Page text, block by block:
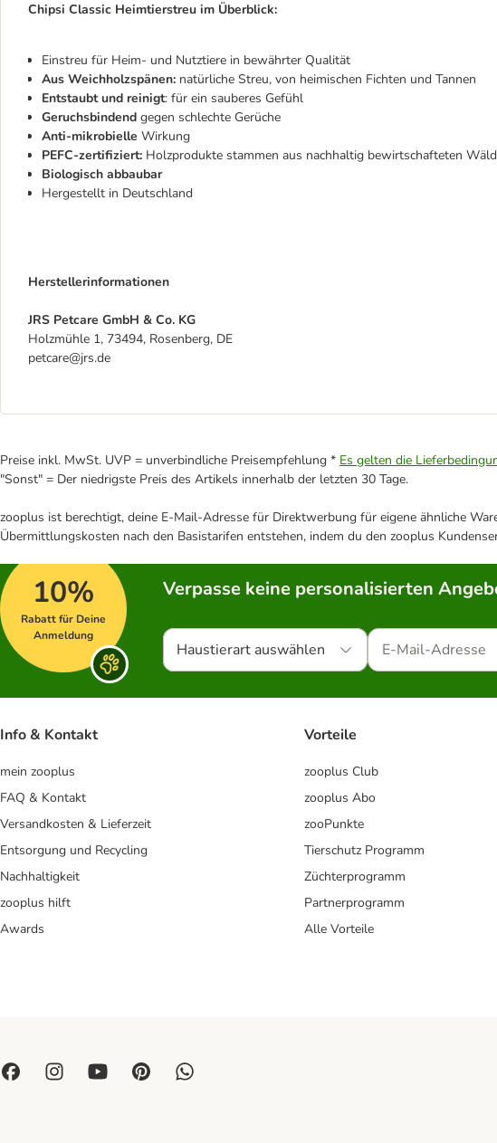
Chipsi Classic Heimtierstreu im Überblick:
Einstreu für Heim- und Nutztiere in bewährter Qualität
Aus Weichholzspänen: natürliche Streu, von heimischen Fichten und Tannen
Entstaubt und reinigt: für ein sauberes Gefühl
Geruchsbindend gegen schlechte Gerüche
Anti-mikrobielle Wirkung
PEFC-zertifiziert: Holzprodukte stammen aus nachhaltig bewirtschafteten
Biologisch abbaubar
Hergestellt in Deutschland
Herstellerinformationen
JRS Petcare GmbH & Co. KG
Holzmühle 1, 73494, Rosenberg, DE
petcare@jrs.de
Preise inkl. MwSt. UVP = unverbindliche Preisempfehlung * Es gelten die
"Sonst" = Der niedrigste Preis des Artikels innerhalb der letzten 30 Tage.
zooplus ist berechtigt, deine E-Mail-Adresse für Direktwerbung für eigene ähnliche
Übermittlungskosten nach den Basistarifen entstehen, indem du den zooplus
10%
Rabatt für Deine
Anmeldung
Verpasse keine personalisierten
Haustierart auswählen
Info & Kontakt
mein zooplus
FAQ & Kontakt
Versandkosten & Lieferzeit
Entsorgung und Recycling
Nachhaltigkeit
zooplus hilft
Awards
Vorteile
zooplus Club
zooplus Abo
zooPunkte
Tierschutz Programm
Züchterprogramm
Partnerprogramm
Alle Vorteile